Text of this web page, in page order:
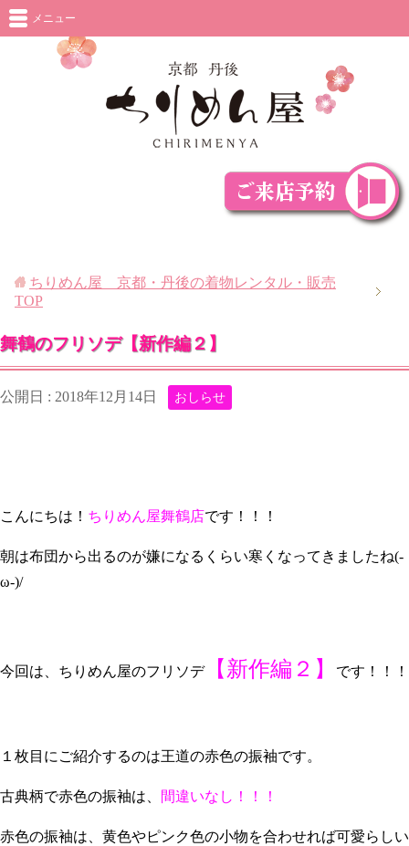
メニュー
ちりめん屋 京都・丹後の着物レンタル・販売
TOP
舞鶴のフリソデ【新作編２】
公開日 : 2018年12月14日 おしらせ
こんにちは！ ちりめん屋舞鶴店です！！！
朝は布団から出るのが嫌になるくらい寒くなってきましたね(-
ω-)/
今回は、ちりめん屋のフリソデ【新作編２】 です！！！
１枚目にご紹介するのは王道の赤色の振袖です。
古典柄で赤色の振袖は、 間違いなし！！！
赤色の振袖は、黄色やピンク色の小物を合わせれば可愛らしい